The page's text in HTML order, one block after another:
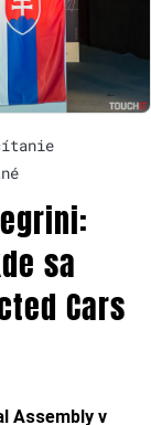
sa
Cars
Assembly v